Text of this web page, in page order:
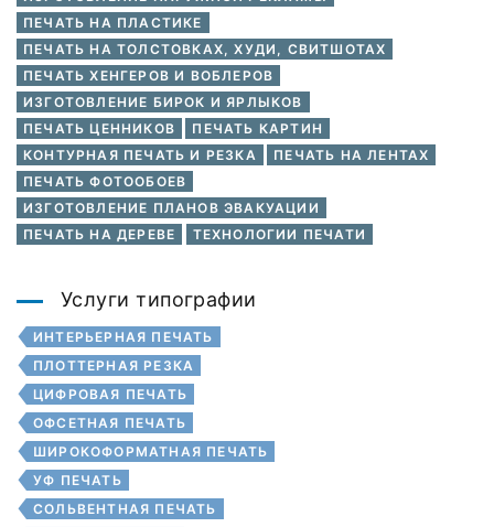
ПЕЧАТЬ НА ПЛАСТИКЕ
ПЕЧАТЬ НА ТОЛСТОВКАХ, ХУДИ, СВИТШОТАХ
ПЕЧАТЬ ХЕНГЕРОВ И ВОБЛЕРОВ
ИЗГОТОВЛЕНИЕ БИРОК И ЯРЛЫКОВ
ПЕЧАТЬ ЦЕННИКОВ
ПЕЧАТЬ КАРТИН
КОНТУРНАЯ ПЕЧАТЬ И РЕЗКА
ПЕЧАТЬ НА ЛЕНТАХ
ПЕЧАТЬ ФОТООБОЕВ
ИЗГОТОВЛЕНИЕ ПЛАНОВ ЭВАКУАЦИИ
ПЕЧАТЬ НА ДЕРЕВЕ
ТЕХНОЛОГИИ ПЕЧАТИ
Услуги типографии
ИНТЕРЬЕРНАЯ ПЕЧАТЬ
ПЛОТТЕРНАЯ РЕЗКА
ЦИФРОВАЯ ПЕЧАТЬ
ОФСЕТНАЯ ПЕЧАТЬ
ШИРОКОФОРМАТНАЯ ПЕЧАТЬ
УФ ПЕЧАТЬ
СОЛЬВЕНТНАЯ ПЕЧАТЬ